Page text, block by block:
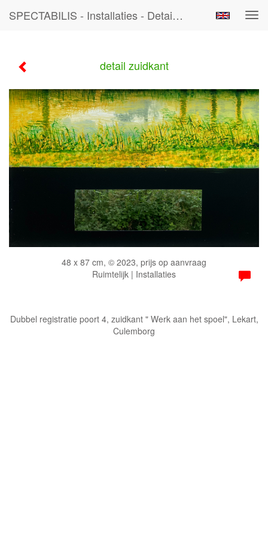
SPECTABILIS - Installaties - Detail Zuidkant
detail zuidkant
48 x 87 cm, © 2023, prijs op aanvraag
Ruimtelijk | Installaties
Dubbel registratie poort 4, zuidkant " Werk aan het spoel", Lekart,
Culemborg